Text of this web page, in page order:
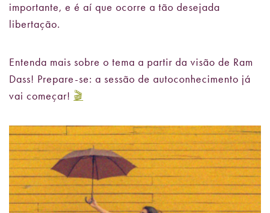
importante, e é aí que ocorre a tão desejada
libertação.
Entenda mais sobre o tema a partir da visão de Ram
Dass! Prepare-se: a sessão de autoconhecimento já
vai começar! 🎬